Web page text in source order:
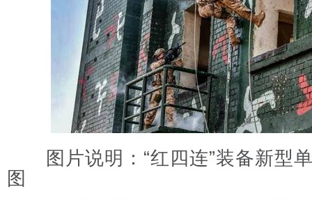
图片说明：“红四连”装备新型
图